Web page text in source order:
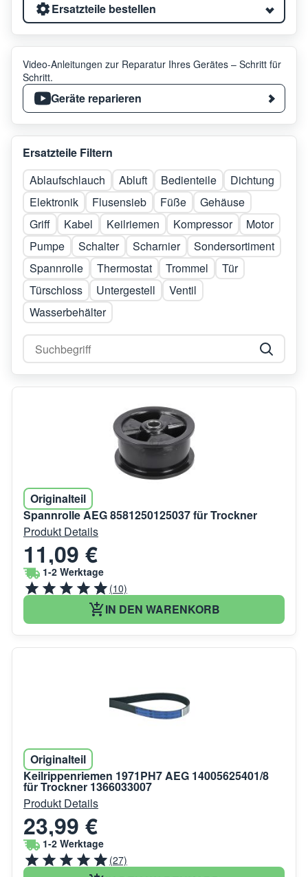
Ersatzteile bestellen
Video-Anleitungen zur Reparatur Ihres Gerätes – Schritt für
Schritt.
Geräte reparieren
Ersatzteile Filtern
Ablaufschlauch
Abluft Bedienteile
Dichtung
Elektronik
Flusensieb Füße
Gehäuse
Griff
Kabel Keilriemen Kompressor
Motor
Pumpe
Schalter Scharnier
Sondersortiment
Spannrolle
Thermostat Trommel
Tür
Türschloss
Untergestell
Ventil
Wasserbehälter
Originalteil
Spannrolle AEG 8581250125037 für Trockner
Produkt Details
11,09 €
1-2 Werktage
(10)
IN DEN WARENKORB
Originalteil
Keilrippenriemen 1971PH7 AEG 14005625401/8
für Trockner 1366033007
Produkt Details
23,99 €
1-2 Werktage
(27)